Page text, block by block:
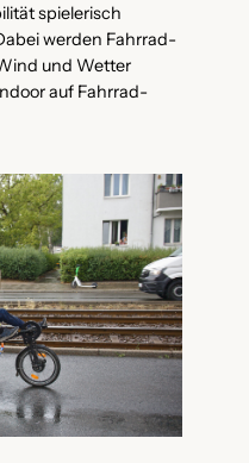
spielerisch
werden Fahrrad-
und Wetter
auf Fahrrad-